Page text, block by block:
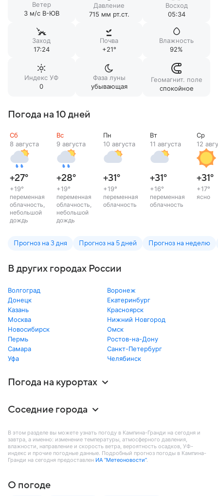
Ветер
3 м/c В-ЮВ
Давление
715 мм рт.ст.
Восход
05:34
Заход
17:24
Почва
+21°
Влажность
92%
Индекс УФ
0
Фаза луны
убывающая
Геомагнит. поле
спокойное
Погода на 10 дней
Сб
8 августа
+27°
+19°
переменная
облачность,
небольшой
дождь
Вс
9 августа
+28°
+19°
переменная
облачность,
небольшой
дождь
Пн
10 августа
+31°
+19°
переменная
облачность
Вт
11 августа
+31°
+16°
переменная
облачность
Ср
12
+31°
+17°
ясно
Прогноз на 3 дня Прогноз на 5 дней Прогноз на неделю
В других городах России
Волгоград
Воронеж
Донецк
Екатеринбург
Казань
Красноярск
Москва
Нижний Новгород
Новосибирск
Омск
Пермь
Ростов-на-Дону
Самара
Санкт-Петербург
Уфа
Челябинск
Погода на курортах
Соседние города
В этом разделе вы можете узнать погоду в Кампина-Гранди на сегодня и
завтра, а именно: изменение температуры, атмосферного давления,
влажности, направление и скорость ветра, вероятность осадков, УФ-
индекс и прочие погодные данные. Подробный прогноз погоды в Кампина-
Гранди на сегодня предоставлен ИА “Метеоновости”.
О погоде